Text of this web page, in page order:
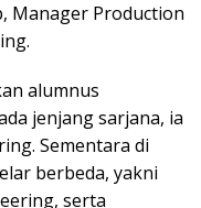
Manager Production
alumnus
jenjang sarjana, ia
Sementara di
berbeda, yakni
serta